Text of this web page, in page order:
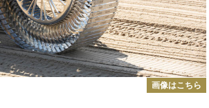
画像はこちら